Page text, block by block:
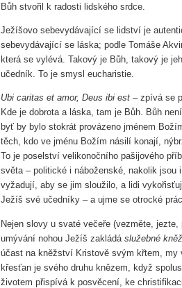
Bůh stvořil k radosti lidského srdce.
Ježíšovo sebevydávající se lidství je
sebevydávající se láska; podle Tomáše
která se vylévá. Takový je Bůh, takový je
učedník. To je smysl eucharistie.
Ubi caritas et amor, Deus ibi est – zpívá se
Kde je dobrota a láska, tam je Bůh. Bůh
byť by bylo stokrát provázeno jménem
těch, kdo ve jménu Božím násilí konají,
To je poselství velikonočního pašijového
světa – politické i náboženské, nakolik jsou
vyžadují, aby se jim sloužilo, a lidi
Ježíš své učedníky – a ujme se otrocké
Nejen slovy u svaté večeře (vezměte,
umývání nohou Ježíš zakládá služebné
účast na kněžství Kristově svým křtem,
křesťan je svého druhu knězem, když
životem přispívá k posvěcení, ke